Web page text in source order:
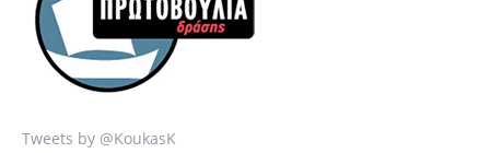
Tweets by @KoukasK